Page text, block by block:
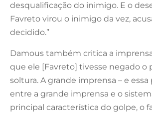
desqualificação do inimigo. E o
Favreto virou o inimigo da vez,
decidido.”
Damous também critica a
que ele [Favreto] tivesse negado o
soltura. A grande imprensa – e
entre a grande imprensa e o
principal característica do golpe, o